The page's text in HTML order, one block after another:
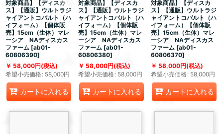
対象商品】【ディスカ
ス】【通販】ウルトラジ
ャイアントコバルト（ハ
イフォーム）【個体販
売】15cm（生体）マレ
ーシア NAディスカス
ファーム [ab01-
60806390]
58,000円(税込)
希望小売価格: 58,000円
カートに入れる
対象商品】【ディスカ
ス】【通販】ウルトラジ
ャイアントコバルト（ハ
イフォーム）【個体販
売】15cm（生体）マレ
ーシア NAディスカス
ファーム [ab01-
60806380]
58,000円(税込)
希望小売価格: 58,000円
カートに入れる
対象商品】【ディスカ
ス】【通販】ウルトラジ
ャイアントコバルト（ハ
イフォーム）【個体販
売】15cm（生体）マレ
ーシア NAディスカス
ファーム [ab01-
60806370]
58,000円(税込)
希望小売価格: 58,000円
カートに入れる